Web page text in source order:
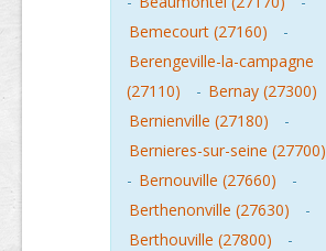
Bemecourt (27160)
-
Berengeville-la-campagne
(27110)
- Bernay (27300)
Bernienville (27180)
-
Bernieres-sur-seine (27700)
- Bernouville (27660)
-
Berthenonville (27630)
-
Berthouville (27800)
-